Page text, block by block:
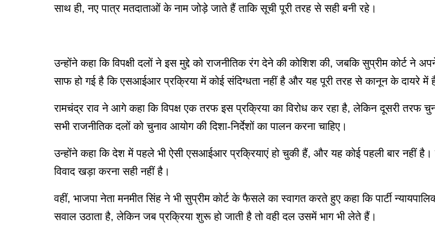
साथ ही, नए पात्र मतदाताओं के नाम जोड़े जाते हैं ताकि सूची पूरी तरह से सही बनी रहे।
उन्होंने कहा कि विपक्षी दलों ने इस मुद्दे को राजनीतिक रंग देने की कोशिश की, जबकि सुप्रीम कोर्ट
साफ हो गई है कि एसआईआर प्रक्रिया में कोई संदिग्धता नहीं है और यह पूरी तरह से कानून के दायरे में
रामचंद्र राव ने आगे कहा कि विपक्ष एक तरफ इस प्रक्रिया का विरोध कर रहा है, लेकिन दूसरी तरफ
सभी राजनीतिक दलों को चुनाव आयोग की दिशा-निर्देशों का पालन करना चाहिए।
उन्होंने कहा कि देश में पहले भी ऐसी एसआईआर प्रक्रियाएं हो चुकी हैं, और यह कोई पहली बार नहीं
विवाद खड़ा करना सही नहीं है।
वहीं, भाजपा नेता मनमीत सिंह ने भी सुप्रीम कोर्ट के फैसले का स्वागत करते हुए कहा कि पार्टी
सवाल उठाता है, लेकिन जब प्रक्रिया शुरू हो जाती है तो वही दल उसमें भाग भी लेते हैं।